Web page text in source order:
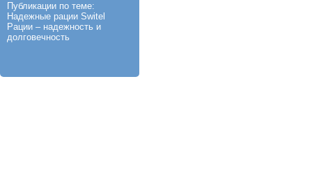
Публикации по теме:
Надежные рации Switel
Рации – надежность и
долговечность